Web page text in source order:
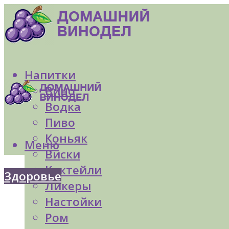
Напитки
Вино
Водка
Пиво
Коньяк
Виски
Коктейли
Ликеры
Настойки
Ром
Меню
Здоровье